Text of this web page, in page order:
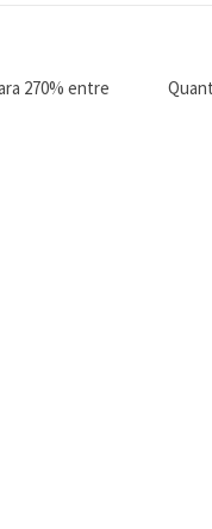
270% entre